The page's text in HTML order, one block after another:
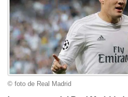
© foto de Real Madrid